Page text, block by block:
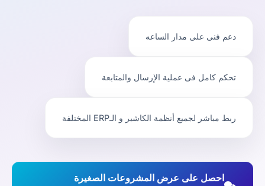
دعم فنى على مدار الساعه
تحكم كامل فى عملية الإرسال والمتابعة
ربط مباشر لجميع أنظمة الكاشير و الـERP المختلفة
احصل على عرض المشروعات الصغيرة